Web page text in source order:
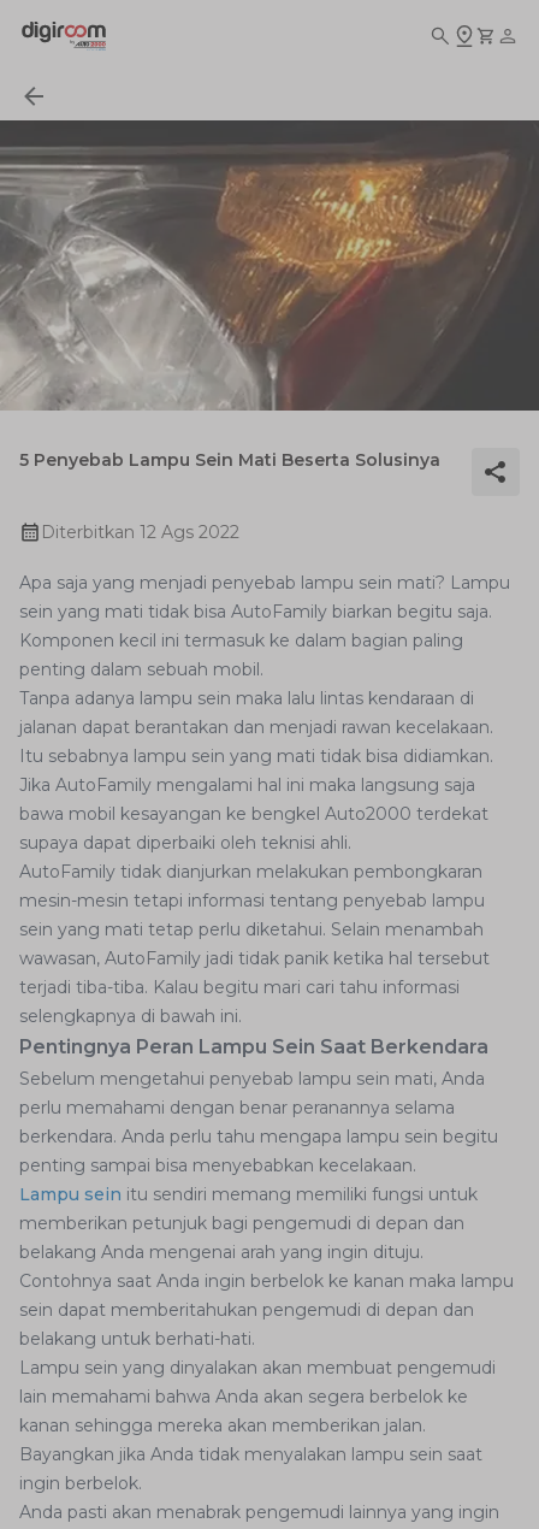
5 Penyebab Lampu Sein Mati Beserta Solusinya
Diterbitkan 12 Ags 2022
Apa saja yang menjadi penyebab lampu sein mati? Lampu
sein yang mati tidak bisa AutoFamily biarkan begitu saja.
Komponen kecil ini termasuk ke dalam bagian paling
penting dalam sebuah mobil.
Tanpa adanya lampu sein maka lalu lintas kendaraan di
jalanan dapat berantakan dan menjadi rawan kecelakaan.
Itu sebabnya lampu sein yang mati tidak bisa didiamkan.
Jika AutoFamily mengalami hal ini maka langsung saja
bawa mobil kesayangan ke bengkel Auto2000 terdekat
supaya dapat diperbaiki oleh teknisi ahli.
AutoFamily tidak dianjurkan melakukan pembongkaran
mesin-mesin tetapi informasi tentang penyebab lampu
sein yang mati tetap perlu diketahui. Selain menambah
wawasan, AutoFamily jadi tidak panik ketika hal tersebut
terjadi tiba-tiba. Kalau begitu mari cari tahu informasi
selengkapnya di bawah ini.
Pentingnya Peran Lampu Sein Saat Berkendara
Sebelum mengetahui penyebab lampu sein mati, Anda
perlu memahami dengan benar peranannya selama
berkendara. Anda perlu tahu mengapa lampu sein begitu
penting sampai bisa menyebabkan kecelakaan.
Lampu sein itu sendiri memang memiliki fungsi untuk
memberikan petunjuk bagi pengemudi di depan dan
belakang Anda mengenai arah yang ingin dituju.
Contohnya saat Anda ingin berbelok ke kanan maka lampu
sein dapat memberitahukan pengemudi di depan dan
belakang untuk berhati-hati.
Lampu sein yang dinyalakan akan membuat pengemudi
lain memahami bahwa Anda akan segera berbelok ke
kanan sehingga mereka akan memberikan jalan.
Bayangkan jika Anda tidak menyalakan lampu sein saat
ingin berbelok.
Anda pasti akan menabrak pengemudi lainnya yang ingin